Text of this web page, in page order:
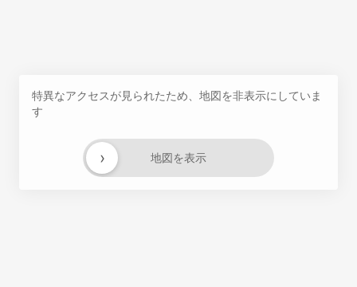
特異なアクセスが見られたため、地図を非表示にしていま
す
地図を表示
›